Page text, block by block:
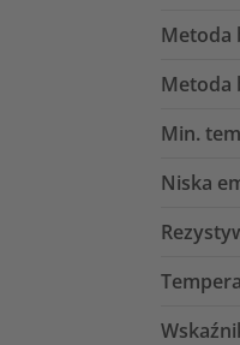
Metoda
Metoda
Min.
Niska